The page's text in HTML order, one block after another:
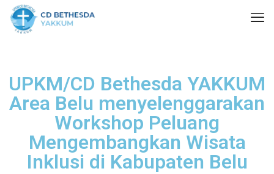
UPKM/CD Bethesda YAKKUM
Area Belu menyelenggarakan
Workshop Peluang
Mengembangkan Wisata
Inklusi di Kabupaten Belu